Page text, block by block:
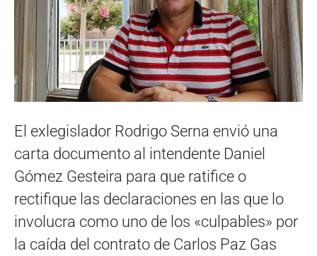
El exlegislador Rodrigo Serna envió una
carta documento al intendente Daniel
Gómez Gesteira para que ratifice o
rectifique las declaraciones en las que lo
involucra como uno de los «culpables» por
la caída del contrato de Carlos Paz Gas